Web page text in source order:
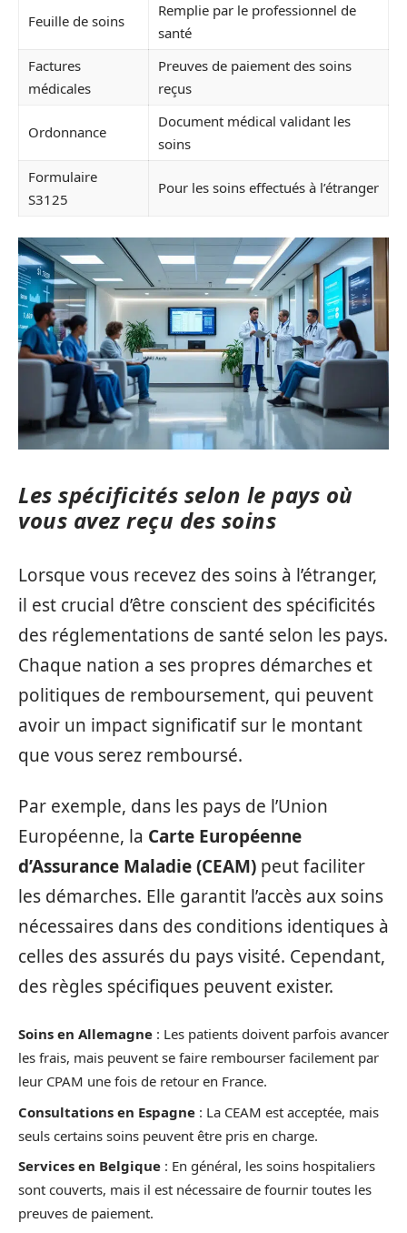
Feuille de soins
Remplie par le professionnel de
santé
Factures
médicales
Preuves de paiement des soins
reçus
Ordonnance
Document médical validant les
soins
Formulaire
S3125
Pour les soins effectués à l’étranger
Les spécificités selon le pays où
vous avez reçu des soins
Lorsque vous recevez des soins à l’étranger,
il est crucial d’être conscient des spécificités
des réglementations de santé selon les pays.
Chaque nation a ses propres démarches et
politiques de remboursement, qui peuvent
avoir un impact significatif sur le montant
que vous serez remboursé.
Par exemple, dans les pays de l’Union
Européenne, la Carte Européenne
d’Assurance Maladie (CEAM) peut faciliter
les démarches. Elle garantit l’accès aux soins
nécessaires dans des conditions identiques à
celles des assurés du pays visité. Cependant,
des règles spécifiques peuvent exister.
Soins en Allemagne : Les patients doivent parfois avancer
les frais, mais peuvent se faire rembourser facilement par
leur CPAM une fois de retour en France.
Consultations en Espagne : La CEAM est acceptée, mais
seuls certains soins peuvent être pris en charge.
Services en Belgique : En général, les soins hospitaliers
sont couverts, mais il est nécessaire de fournir toutes les
preuves de paiement.